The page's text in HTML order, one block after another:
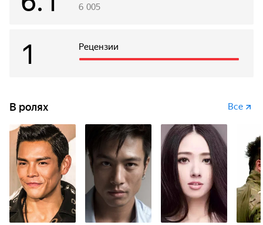
6 005
Рецензии
1
В ролях Все